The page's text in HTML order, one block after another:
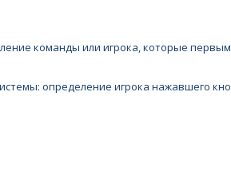
команды или игрока, которые
определение игрока нажавшего